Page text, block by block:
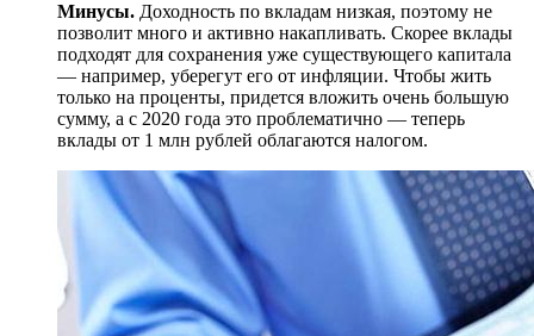
Минусы. Доходность по вкладам низкая, поэтому не
позволит много и активно накапливать. Скорее вклады
подходят для сохранения уже существующего капитала
— например, уберегут его от инфляции. Чтобы жить
только на проценты, придется вложить очень большую
сумму, а с 2020 года это проблематично — теперь
вклады от 1 млн рублей облагаются налогом.